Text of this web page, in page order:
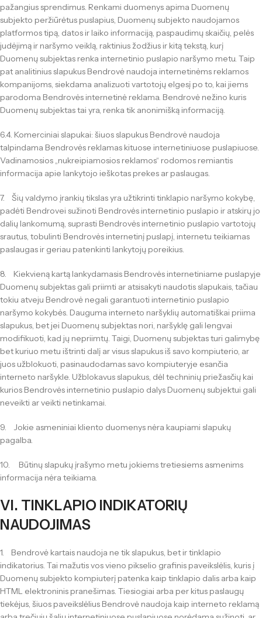
pažangius sprendimus. Renkami duomenys apima Duomenų
subjekto peržiūrėtus puslapius, Duomenų subjekto naudojamos
platformos tipą, datos ir laiko informaciją, paspaudimų skaičių, pelės
judėjimą ir naršymo veiklą, raktinius žodžius ir kitą tekstą, kurį
Duomenų subjektas renka internetinio puslapio naršymo metu. Taip
pat analitinius slapukus Bendrovė naudoja internetinėms reklamos
kompanijoms, siekdama analizuoti vartotojų elgesį po to, kai jiems
parodoma Bendrovės internetinė reklama. Bendrovė nežino kuris
Duomenų subjektas tai yra, renka tik anonimišką informaciją.
6.4. Komerciniai slapukai: šiuos slapukus Bendrovė naudoja
talpindama Bendrovės reklamas kituose internetiniuose puslapiuose.
Vadinamosios „nukreipiamosios reklamos“ rodomos remiantis
informacija apie lankytojo ieškotas prekes ar paslaugas.
7. Šių valdymo įrankių tikslas yra užtikrinti tinklapio naršymo kokybę,
padėti Bendrovei sužinoti Bendrovės internetinio puslapio ir atskirų jo
dalių lankomumą, suprasti Bendrovės internetinio puslapio vartotojų
srautus, tobulinti Bendrovės internetinį puslapį, internetu teikiamas
paslaugas ir geriau patenkinti lankytojų poreikius.
8. Kiekvieną kartą lankydamasis Bendrovės internetiniame puslapyje
Duomenų subjektas gali priimti ar atsisakyti naudotis slapukais, tačiau
tokiu atveju Bendrovė negali garantuoti internetinio puslapio
naršymo kokybės. Dauguma interneto naršyklių automatiškai priima
slapukus, bet jei Duomenų subjektas nori, naršyklę gali lengvai
modifikuoti, kad jų nepriimtų. Taigi, Duomenų subjektas turi galimybę
bet kuriuo metu ištrinti dalį ar visus slapukus iš savo kompiuterio, ar
juos užblokuoti, pasinaudodamas savo kompiuteryje esančia
interneto naršykle. Užblokavus slapukus, dėl techninių priežasčių kai
kurios Bendrovės internetinio puslapio dalys Duomenų subjektui gali
neveikti ar veikti netinkamai.
9. Jokie asmeniniai kliento duomenys nėra kaupiami slapukų
pagalba.
10. Būtinų slapukų įrašymo metu jokiems tretiesiems asmenims
informacija nėra teikiama.
VI. TINKLAPIO INDIKATORIŲ
NAUDOJIMAS
1. Bendrovė kartais naudoja ne tik slapukus, bet ir tinklapio
indikatorius. Tai mažutis vos vieno pikselio grafinis paveikslėlis, kuris į
Duomenų subjekto kompiuterį patenka kaip tinklapio dalis arba kaip
HTML elektroninis pranešimas. Tiesiogiai arba per kitus paslaugų
tiekėjus, šiuos paveikslėlius Bendrovė naudoja kaip interneto reklamą